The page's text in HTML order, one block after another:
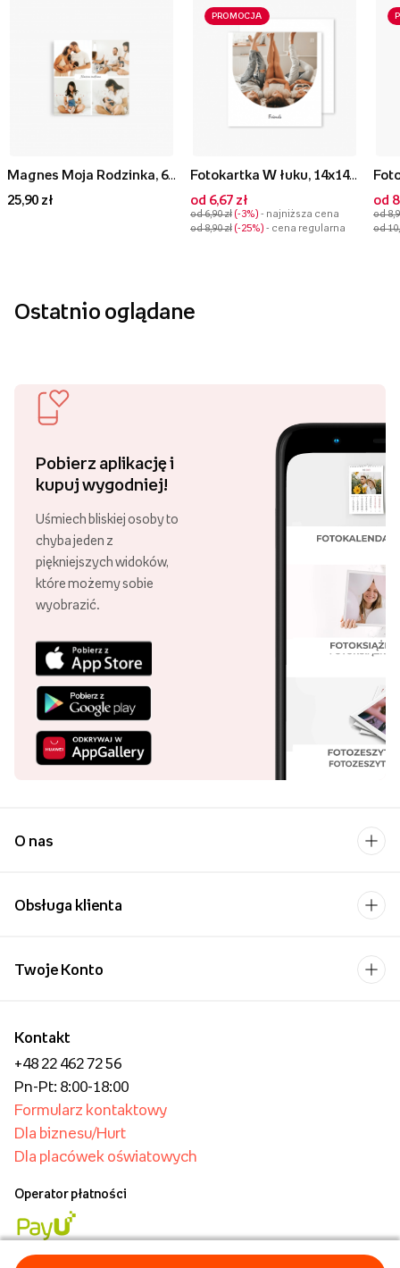
Magnes Moja Rodzinka, 6x6 cm
25,90 zł
PROMOCJA
Fotokartka W łuku, 14x14 cm
od 6,67 zł
od 6,90 zł -3% - najniższa cena
od 8,90 zł -25% - cena regularna
od
od
od
Ostatnio oglądane
Pobierz aplikację i
kupuj wygodniej!
Uśmiech bliskiej osoby to
chyba jeden z
piękniejszych widoków,
które możemy sobie
wyobrazić.
O nas
Obsługa klienta
Kontakt
+48 22 462 72 56
Pn-Pt: 8:00-18:00
Formularz kontaktowy
Dla biznesu/Hurt
Dla placówek oświatowych
Operator płatności
Twoje Konto